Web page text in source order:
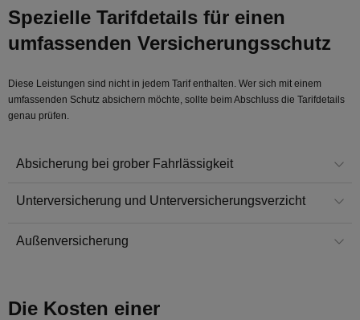
Spezielle Tarifdetails für einen
umfassenden Versicherungsschutz
Diese Leistungen sind nicht in jedem Tarif enthalten. Wer sich mit einem
umfassenden Schutz absichern möchte, sollte beim Abschluss die Tarifdetails
genau prüfen.
Absicherung bei grober Fahrlässigkeit
Unterversicherung und Unterversicherungsverzicht
Außenversicherung
Die Kosten einer